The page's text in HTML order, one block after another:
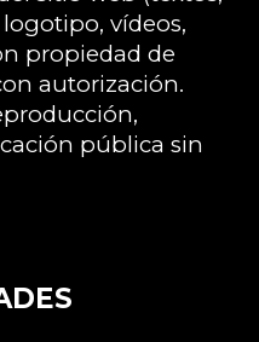
vídeos,
propiedad de
autorización.
pública sin